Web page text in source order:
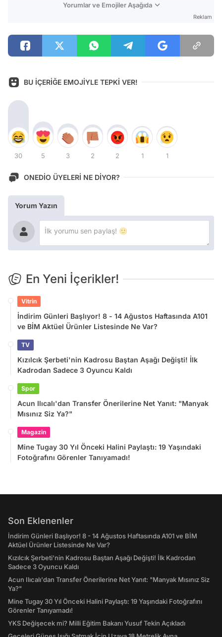
Yorumlar ve Emojiler Aşağıda
Reklam
BU İÇERİĞE EMOJİYLE TEPKİ VER!
30 5 3 2 2 1 1
ONEDİO ÜYELERİ NE DİYOR?
Yorum Yazın
En Yeni İçerikler!
Vitrin
İndirim Günleri Başlıyor! 8 - 14 Ağustos Haftasında A101
ve BİM Aktüel Ürünler Listesinde Ne Var?
TV
Kızılcık Şerbeti'nin Kadrosu Baştan Aşağı Değişti! İlk
Kadrodan Sadece 3 Oyuncu Kaldı
Spor
Acun Ilıcalı'dan Transfer Önerilerine Net Yanıt: "Manyak
Mısınız Siz Ya?"
Magazin
Mine Tugay 30 Yıl Önceki Halini Paylaştı: 19 Yaşındaki
Fotoğrafını Görenler Tanıyamadı!
Son Eklenenler
İndirim Günleri Başlıyor! 8 - 14 Ağustos Haftasında A101 ve BİM
Aktüel Ürünler Listesinde Ne Var?
Kızılcık Şerbeti'nin Kadrosu Baştan Aşağı Değişti! İlk Kadrodan
Sadece 3 Oyuncu Kaldı
Acun Ilıcalı'dan Transfer Önerilerine Net Yanıt: "Manyak Mısınız Siz
Ya?"
Mine Tugay 30 Yıl Önceki Halini Paylaştı: 19 Yaşındaki Fotoğrafını
Görenler Tanıyamadı!
YKS Değişecek mi? Milli Eğitim Bakanı Yusuf Tekin Açıkladı